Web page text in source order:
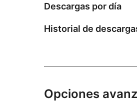
Descargas por día
Historial de
Opciones